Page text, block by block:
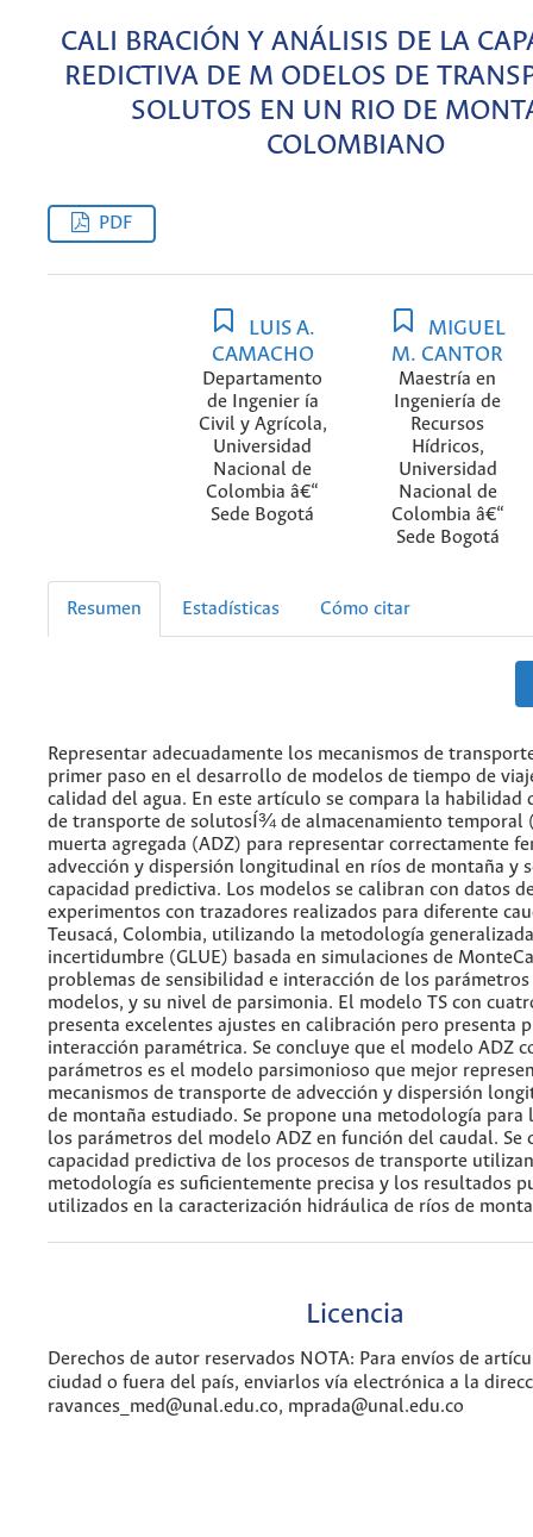
CALI BRACIÓN Y ANÁLISIS DE LA
REDICTIVA DE M ODELOS DE
SOLUTOS EN UN RIO DE
COLOMBIANO
PDF
LUIS A.
CAMACHO
Departamento
de Ingenier ía
Civil y Agrícola,
Universidad
Nacional de
Colombia â€“
Sede Bogotá
MIGUEL
M. CANTOR
Maestría en
Ingeniería de
Recursos
Hídricos,
Universidad
Nacional de
Colombia â€“
Sede Bogotá
Resumen Estadísticas Cómo citar
Representar adecuadamente los mecanismos de
primer paso en el desarrollo de modelos de tiempo de
calidad del agua. En este artículo se compara la habilidad
de transporte de solutosÍ¾ de almacenamiento temporal
muerta agregada (ADZ) para representar correctamente
advección y dispersión longitudinal en ríos de montaña y
capacidad predictiva. Los modelos se calibran con datos
experimentos con trazadores realizados para diferente
Teusacá, Colombia, utilizando la metodología
incertidumbre (GLUE) basada en simulaciones de
problemas de sensibilidad e interacción de los
modelos, y su nivel de parsimonia. El modelo TS con
presenta excelentes ajustes en calibración pero presenta
interacción paramétrica. Se concluye que el modelo ADZ
parámetros es el modelo parsimonioso que mejor
mecanismos de transporte de advección y dispersión
de montaña estudiado. Se propone una metodología para
los parámetros del modelo ADZ en función del caudal. Se
capacidad predictiva de los procesos de transporte
metodología es suficientemente precisa y los resultados
utilizados en la caracterización hidráulica de ríos de
Licencia
Derechos de autor reservados NOTA: Para envíos de
ciudad o fuera del país, enviarlos vía electrónica a la
ravances_med@unal.edu.co, mprada@unal.edu.co